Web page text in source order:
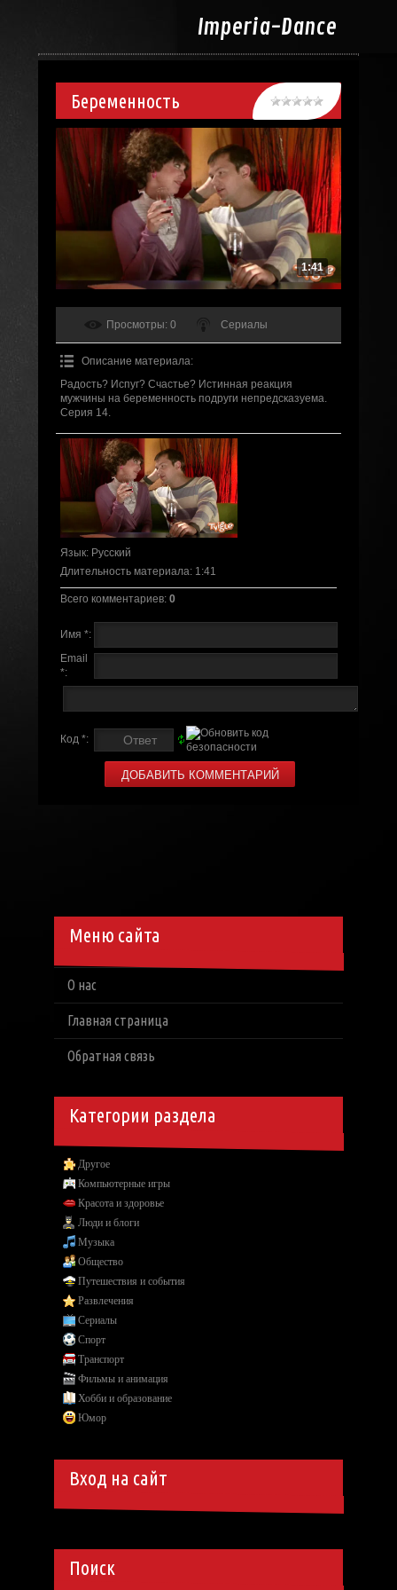
Imperia-Dance
Беременность
1:41
Просмотры: 0 Сериалы
Описание материала:
Радость? Испуг? Счастье? Истинная реакция
мужчины на беременность подруги непредсказуема.
Серия 14.
Язык: Русский
Длительность материала: 1:41
Всего комментариев: 0
Имя *:
Email
*:
Код *:
Меню сайта
О нас
Главная страница
Обратная связь
Категории раздела
Другое
Компьютерные игры
Красота и здоровье
Люди и блоги
Музыка
Общество
Путешествия и события
Развлечения
Сериалы
Спорт
Транспорт
Фильмы и анимация
Хобби и образование
Юмор
Вход на сайт
Поиск